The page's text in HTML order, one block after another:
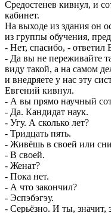
Средостенев кивнул, и
кабинет.
На выходе из здания он
из группы обучения,
- Нет, спасибо, - ответил
- Да вы не переживайте
виду такой, а на самом
и внедряете у нас эту
Евгений кивнул.
- А вы прямо научный
- Да. Кандидат наук.
- Угу. А сколько лет?
- Тридцать пять.
- Живёшь в своей или
- В своей.
- Женат?
- Пока нет.
- А что закончил?
- Эспэбэгэу.
- Серьёзно. И ты, значит,